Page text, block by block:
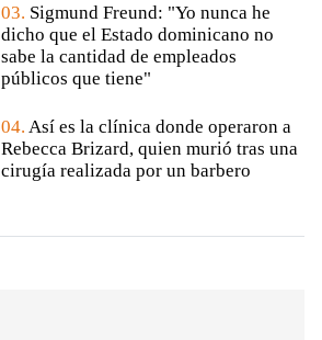
03. Sigmund Freund: "Yo nunca he
dicho que el Estado dominicano no
sabe la cantidad de empleados
públicos que tiene"
04. Así es la clínica donde operaron a
Rebecca Brizard, quien murió tras una
cirugía realizada por un barbero